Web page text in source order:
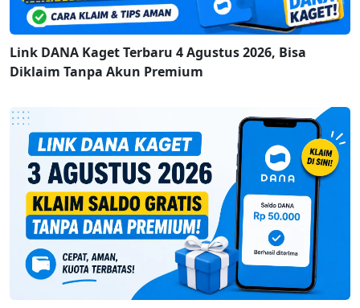
Link DANA Kaget Terbaru 4 Agustus 2026, Bisa
Diklaim Tanpa Akun Premium